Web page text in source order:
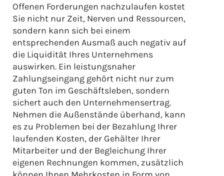
Offenen Forderungen nachzulaufen kostet
Sie nicht nur Zeit, Nerven und Ressourcen,
sondern kann sich bei einem
entsprechenden Ausmaß auch negativ auf
die Liquidität Ihres Unternehmens
auswirken. Ein leistungsnaher
Zahlungseingang gehört nicht nur zum
guten Ton im Geschäftsleben, sondern
sichert auch den Unternehmensertrag.
Nehmen die Außenstände überhand, kann
es zu Problemen bei der Bezahlung Ihrer
laufenden Kosten, der Gehälter Ihrer
Mitarbeiter und der Begleichung Ihrer
eigenen Rechnungen kommen, zusätzlich